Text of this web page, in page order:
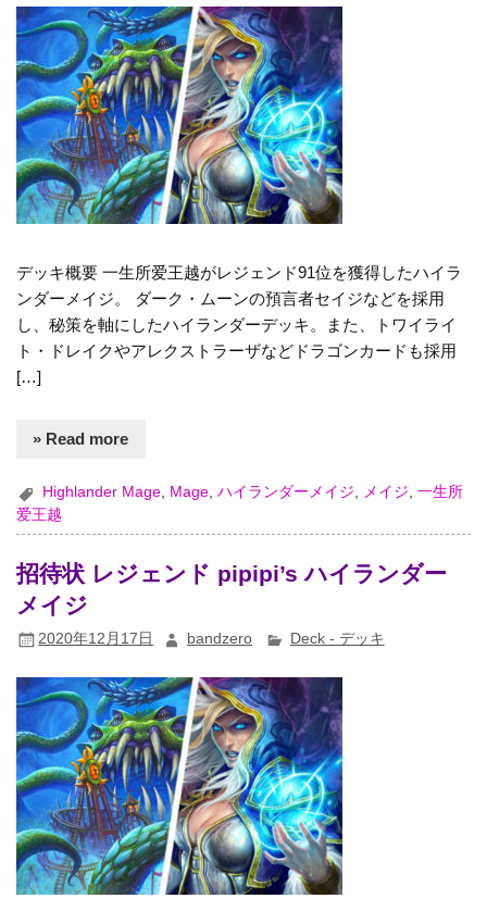
デッキ概要 一生所爱王越がレジェンド91位を獲得したハイラ
ンダーメイジ。 ダーク・ムーンの預言者セイジなどを採用
し、秘策を軸にしたハイランダーデッキ。また、トワイライ
ト・ドレイクやアレクストラーザなどドラゴンカードも採用
[…]
» Read more
Highlander Mage, Mage,ハイランダーメイジ, メイジ,一生所
爱王越
招待状 レジェンド pipipi’s ハイランダー
メイジ
2020年12月17日 bandzero Deck - デッキ